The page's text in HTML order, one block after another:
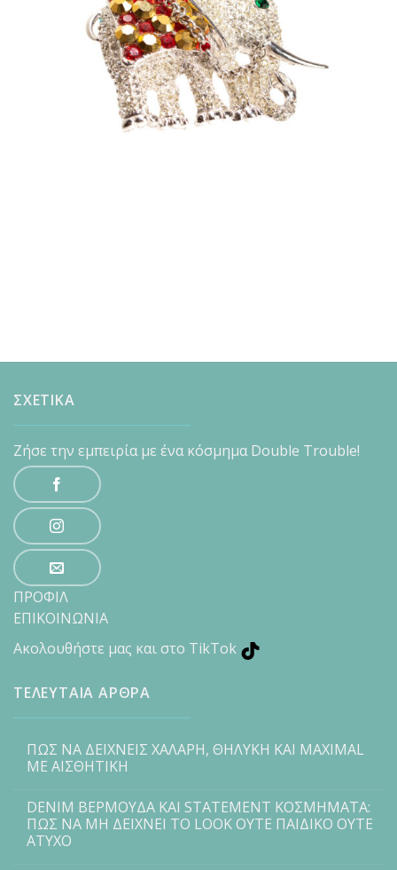
ΣΧΕΤΙΚΑ
Ζήσε την εμπειρία με ένα κόσμημα Double Trouble!
ΠΡΟΦΙΛ
ΕΠΙΚΟΙΝΩΝΙΑ
Ακολουθήστε μας και στο TikTok
ΤΕΛΕΥΤΑΙΑ ΑΡΘΡΑ
ΠΩΣ ΝΑ ΔΕΙΧΝΕΙΣ ΧΑΛΑΡΗ, ΘΗΛΥΚΗ ΚΑΙ MAXIMAL
ΜΕ ΑΙΣΘΗΤΙΚΗ
DENIM ΒΕΡΜΟΥΔΑ ΚΑΙ STATEMENT ΚΟΣΜΗΜΑΤΑ:
ΠΩΣ ΝΑ ΜΗ ΔΕΙΧΝΕΙ ΤΟ LOOK ΟΥΤΕ ΠΑΙΔΙΚΟ ΟΥΤΕ
ΑΤΥΧΟ